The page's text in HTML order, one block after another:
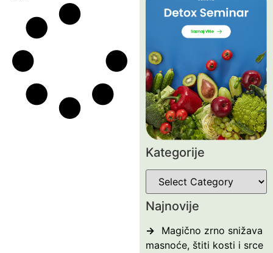
Kategorije
Najnovije
Magično zrno snižava
masnoće, štiti kosti i srce